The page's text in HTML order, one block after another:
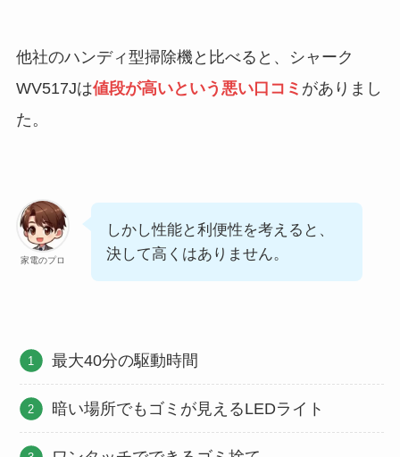
他社のハンディ型掃除機と比べると、シャーク
WV517Jは値段が高いという悪い口コミ がありまし
た。
家電のプロ
しかし性能と利便性を考えると、
決して高くはありません。
最大40分の駆動時間
暗い場所でもゴミが見えるLEDライト